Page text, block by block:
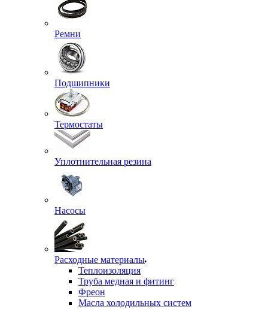
Ремни
Подшипники
Термостаты
Уплотнительная резина
Насосы
Расходные материалы
Теплоизоляция
Труба медная и фитинг
Фреон
Масла холодильных систем